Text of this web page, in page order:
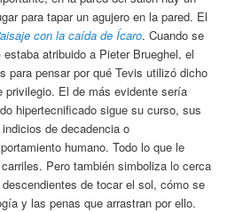
para tapar un agujero en la pared. El
con la caída de Ícaro. Cuando se
atribuido a Pieter Brueghel, el
para pensar por qué Tevis utilizó dicho
privilegio. El de más evidente sería
hipertecnificado sigue su curso, sus
de decadencia o
humano. Todo lo que le
Pero también simboliza lo cerca
de tocar el sol, cómo se
y las penas que arrastran por ello.